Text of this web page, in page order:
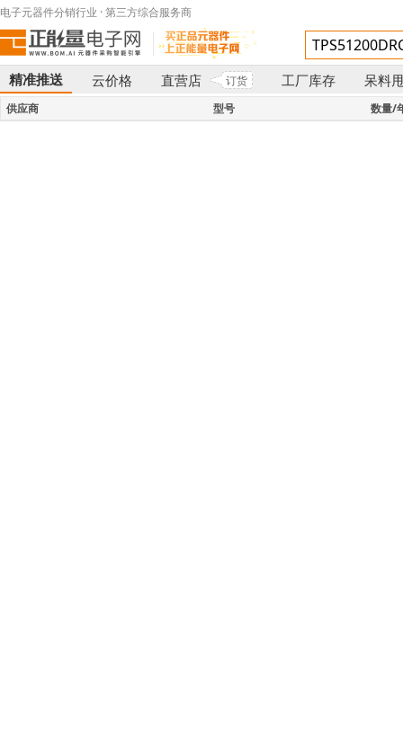
电子元器件分销行业 · 第三方综合服务商
精准推送 云价格 直营店 订货 工厂库存 呆料
供应商 型号 数量/
}